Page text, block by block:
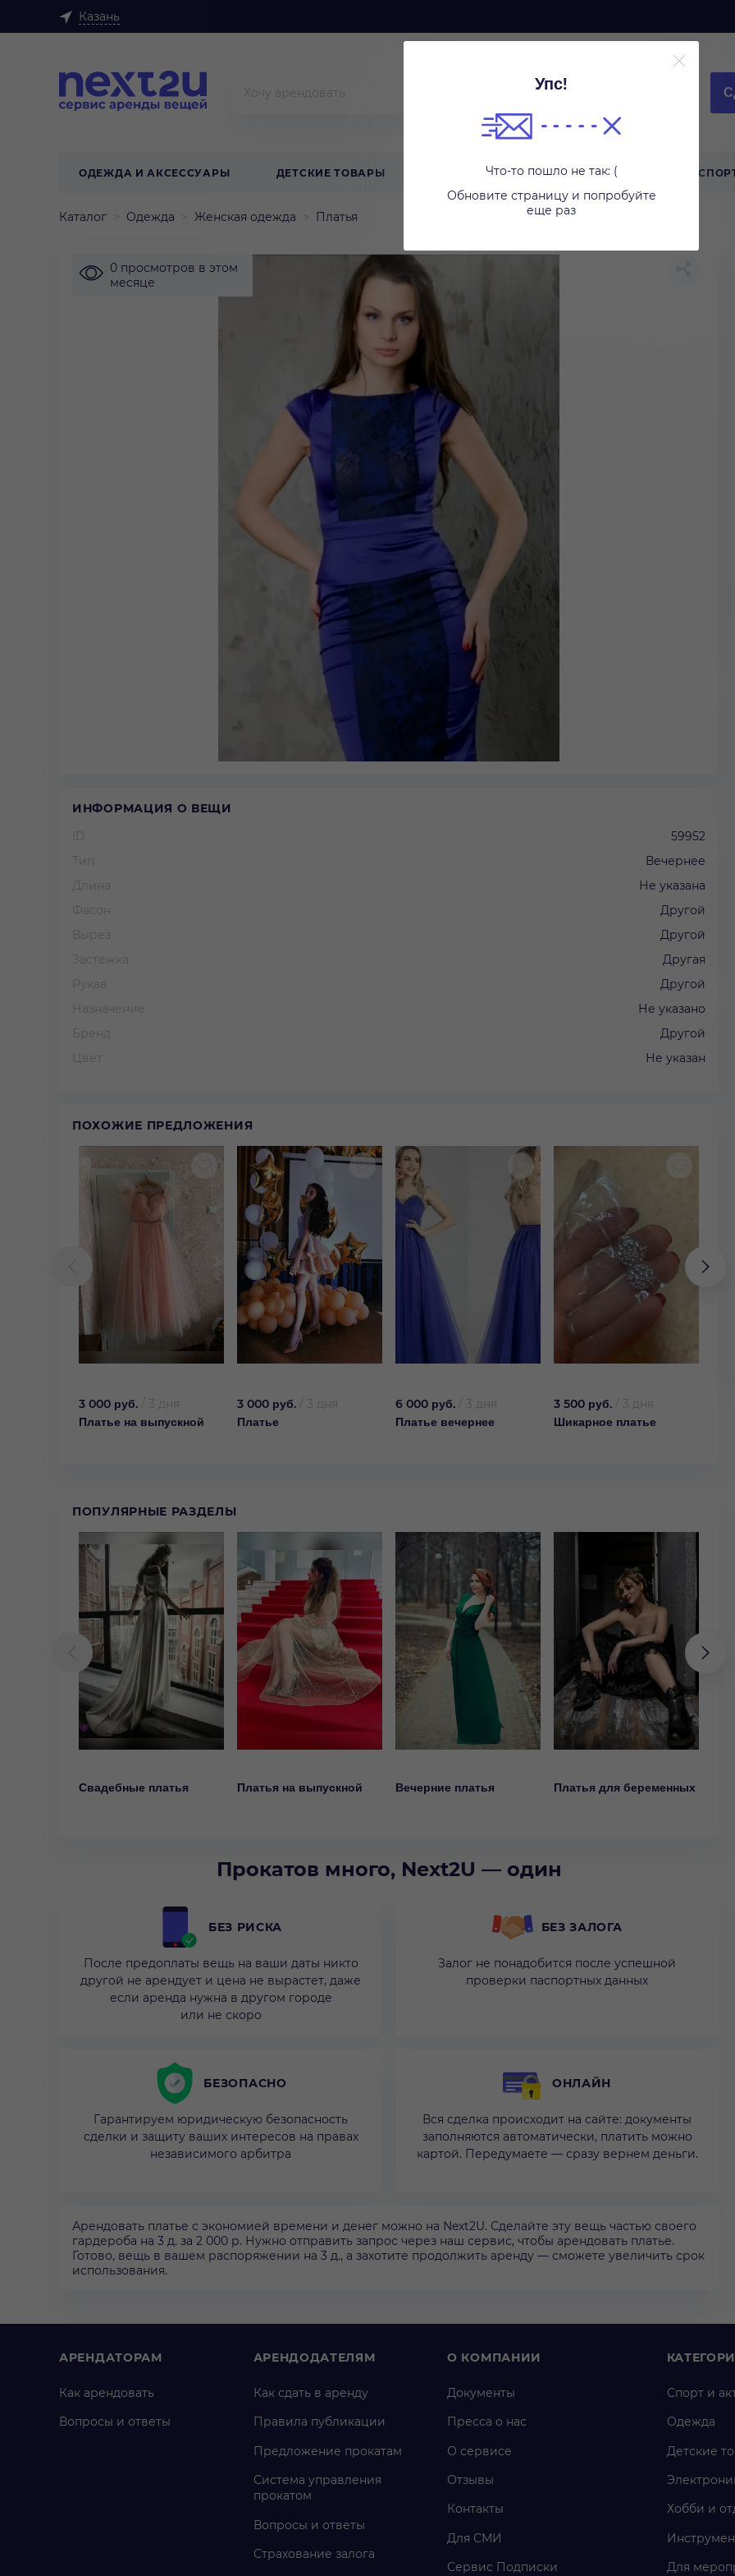
Казань
ОДЕЖДА И АКСЕССУАРЫ ДЕТСКИЕ ТОВАРЫ ТЕХНИКА ДЛЯ ДОМА ТУРИЗМ
Упс!
Что-то пошло не так: (
Обновите страницу и попробуйте
еще раз
Каталог Одежда Женская одежда Платья
0 просмотров в этом
месяце
ИНФОРМАЦИЯ О ВЕЩИ
ID
59952
Тип
Вечернее
Длина
Не указана
Фасон
Другой
Вырез
Другой
Застежка
Другая
Рукав
Другой
Назначение
Не указано
Бренд
Другой
Цвет
Не указан
ПОХОЖИЕ ПРЕДЛОЖЕНИЯ
3 000 руб.
3 дня
Платье на выпускной
3 000 руб.
3 дня
Платье
6 000 руб.
3 дня
Платье вечернее
3 500 руб.
3 дня
Шикарное платье
ПОПУЛЯРНЫЕ РАЗДЕЛЫ
Свадебные платья Платья на выпускной Вечерние платья Платья для беременных
Прокатов много, Next2U — один
БЕЗ РИСКА
После предоплаты вещь на ваши даты никто
другой не арендует и цена не вырастет, даже
если аренда нужна в другом городе
или не скоро
БЕЗ ЗАЛОГА
Залог не понадобится после успешной
проверки паспортных данных
БЕЗОПАСНО
Гарантируем юридическую безопасность
сделки и защиту ваших интересов на правах
независимого арбитра
ОНЛАЙН
Вся сделка происходит на сайте: документы
заполняются автоматически, платить можно
картой. Передумаете — сразу вернем деньги.
Арендовать платье с экономией времени и денег можно на Next2U. Сделайте эту вещь частью своего
гардероба на 3 д. за 2 000 р. Нужно отправить запрос через наш сервис, чтобы арендовать платье.
Готово, вещь в вашем распоряжении на 3 д., а захотите продолжить аренду — сможете увеличить срок
использования.
АРЕНДАТОРАМ
Как арендовать
Вопросы и ответы
АРЕНДОДАТЕЛЯМ
Как сдать в аренду
Правила публикации
Предложение прокатам
Система управления
прокатом
Вопросы и ответы
Страхование залога
О КОМПАНИИ
Документы
Пресса о нас
О сервисе
Отзывы
Контакты
Для СМИ
Сервис Подписки
Спорт и
Одежда
Детские
Хобби и
Для